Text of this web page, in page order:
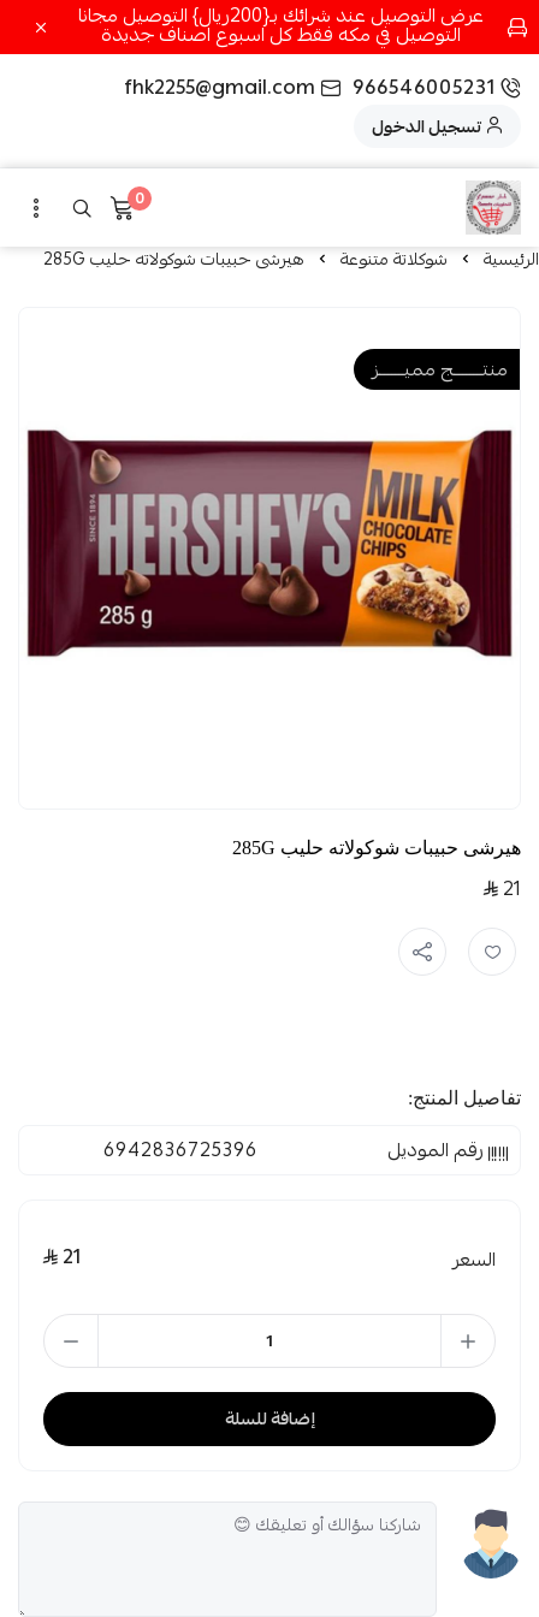
عرض التوصيل عند شرائك بـ{200ريال} التوصيل مجانا
التوصيل في مكه فقط كل اسبوع اصناف جديدة
966546005231
fhk2255@gmail.com
تسجيل الدخول
0
الرئيسية شوكلاتة متنوعة هيرشى حبيبات شوكولاته حليب 285G
منتــــــــج مميـــــــز
هيرشى حبيبات شوكولاته حليب 285G
21
تفاصيل المنتج:
رقم الموديل 6942836725396
السعر 21
إضافة للسلة